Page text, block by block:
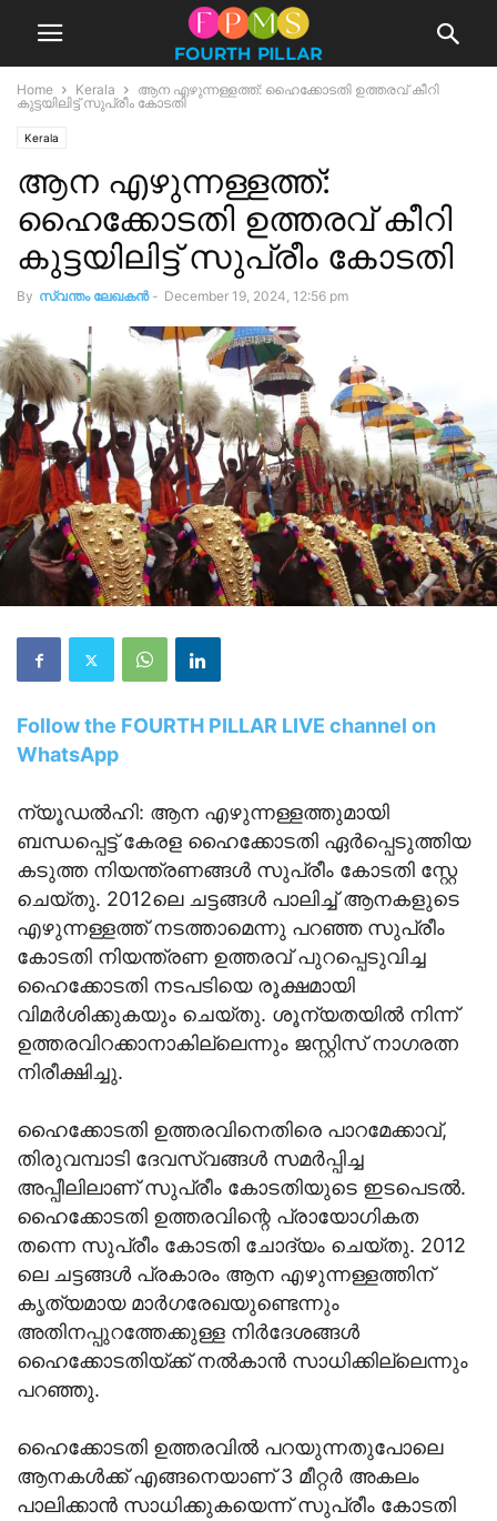
Home Kerala
ആന എഴുന്നള്ളത്ത്: ഹൈക്കോടതി ഉത്തരവ് കീറി
കുട്ടയിലിട്ട് സുപ്രീം കോടതി
Kerala
ആന എഴുന്നള്ളത്ത്:
ഹൈക്കോടതി ഉത്തരവ് കീറി
കുട്ടയിലിട്ട് സുപ്രീം കോടതി
By സ്വന്തം ലേഖകന്‍ - December 19, 2024, 12:56 pm
Follow the FOURTH PILLAR LIVE channel on
WhatsApp
ന്യൂഡല്‍ഹി: ആന എഴുന്നള്ളത്തുമായി
ബന്ധപ്പെട്ട് കേരള ഹൈക്കോടതി ഏർപ്പെടുത്തിയ
കടുത്ത നിയന്ത്രണങ്ങൾ സുപ്രീം കോടതി സ്റ്റേ
ചെയ്തു. 2012ലെ ചട്ടങ്ങള്‍ പാലിച്ച് ആനകളുടെ
എഴുന്നള്ളത്ത് നടത്താമെന്നു പറഞ്ഞ സുപ്രീം
കോടതി നിയന്ത്രണ ഉത്തരവ് പുറപ്പെടുവിച്ച
ഹൈക്കോടതി നടപടിയെ രൂക്ഷമായി
വിമർശിക്കുകയും ചെയ്തു. ശൂന്യതയിൽ നിന്ന്
ഉത്തരവിറക്കാനാകില്ലെന്നും ജസ്റ്റിസ് നാഗരത്ന
നിരീക്ഷിച്ചു.
ഹൈക്കോടതി ഉത്തരവിനെതിരെ പാറമേക്കാവ്,
തിരുവമ്പാടി ദേവസ്വങ്ങൾ സമര്‍പ്പിച്ച
അപ്പീലിലാണ് സുപ്രീം കോടതിയുടെ ഇടപെടൽ.
ഹൈക്കോടതി ഉത്തരവിന്റെ പ്രായോഗികത
തന്നെ സുപ്രീം കോടതി ചോദ്യം ചെയ്തു. 2012
ലെ ചട്ടങ്ങള്‍ പ്രകാരം ആന എഴുന്നള്ളത്തിന്
കൃത്യമായ മാര്‍ഗരേഖയുണ്ടെന്നും
അതിനപ്പുറത്തേക്കുള്ള നിര്‍ദേശങ്ങള്‍
ഹൈക്കോടതിയ്ക്ക് നല്‍കാന്‍ സാധിക്കില്ലെന്നും
പറഞ്ഞു.
ഹൈക്കോടതി ഉത്തരവില്‍ പറയുന്നതുപോലെ
ആനകള്‍ക്ക് എങ്ങനെയാണ് 3 മീറ്റര്‍ അകലം
പാലിക്കാന്‍ സാധിക്കുകയെന്ന് സുപ്രീം കോടതി